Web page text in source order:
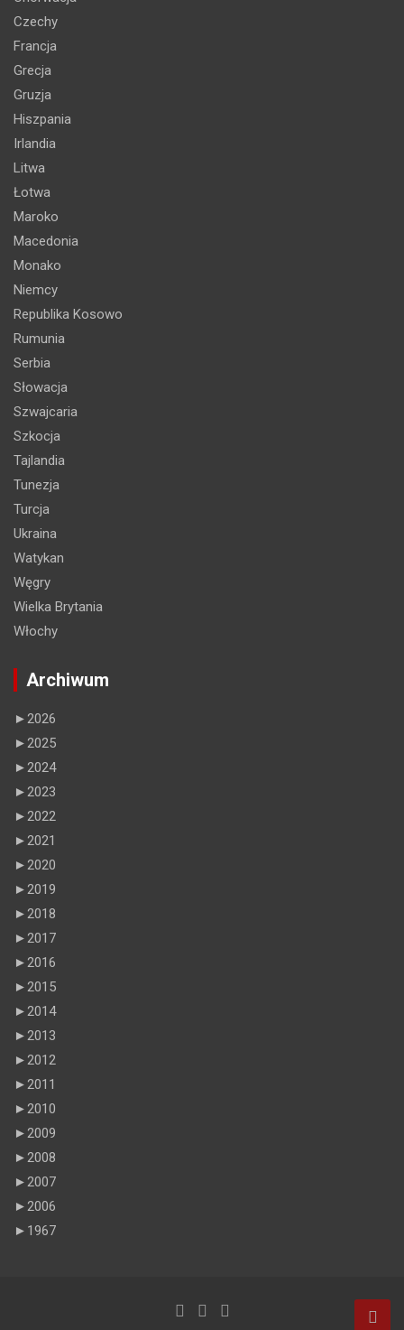
Czechy
Francja
Grecja
Gruzja
Hiszpania
Irlandia
Litwa
Łotwa
Maroko
Macedonia
Monako
Niemcy
Republika Kosowo
Rumunia
Serbia
Słowacja
Szwajcaria
Szkocja
Tajlandia
Tunezja
Turcja
Ukraina
Watykan
Węgry
Wielka Brytania
Włochy
Archiwum
► 2026
► 2025
► 2024
► 2023
► 2022
► 2021
► 2020
► 2019
► 2018
► 2017
► 2016
► 2015
► 2014
► 2013
► 2012
► 2011
► 2010
► 2009
► 2008
► 2007
► 2006
► 1967